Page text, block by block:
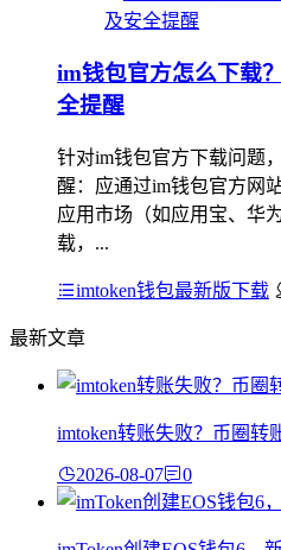
im钱包官方怎么下载
全提醒
针对im钱包官方下载问题
醒：应通过im钱包官方网
应用市场（如应用宝、华
载，...
imtoken钱包最新版下载
最新文章
imtoken转账失败？币圈转
2026-08-07 0